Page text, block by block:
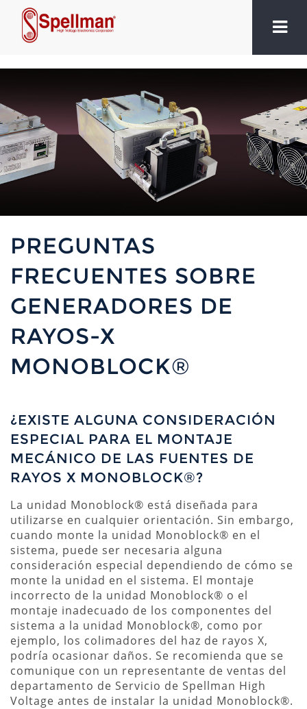
PREGUNTAS
FRECUENTES SOBRE
GENERADORES DE
RAYOS-X
MONOBLOCK®
¿EXISTE ALGUNA CONSIDERACIÓN
ESPECIAL PARA EL MONTAJE
MECÁNICO DE LAS FUENTES DE
RAYOS X MONOBLOCK®?
La unidad Monoblock® está diseñada para
utilizarse en cualquier orientación. Sin embargo,
cuando monte la unidad Monoblock® en el
sistema, puede ser necesaria alguna
consideración especial dependiendo de cómo se
monte la unidad en el sistema. El montaje
incorrecto de la unidad Monoblock® o el
montaje inadecuado de los componentes del
sistema a la unidad Monoblock®, como por
ejemplo, los colimadores del haz de rayos X,
podría ocasionar daños. Se recomienda que se
comunique con un representante de ventas del
departamento de Servicio de Spellman High
Voltage antes de instalar la unidad Monoblock®.